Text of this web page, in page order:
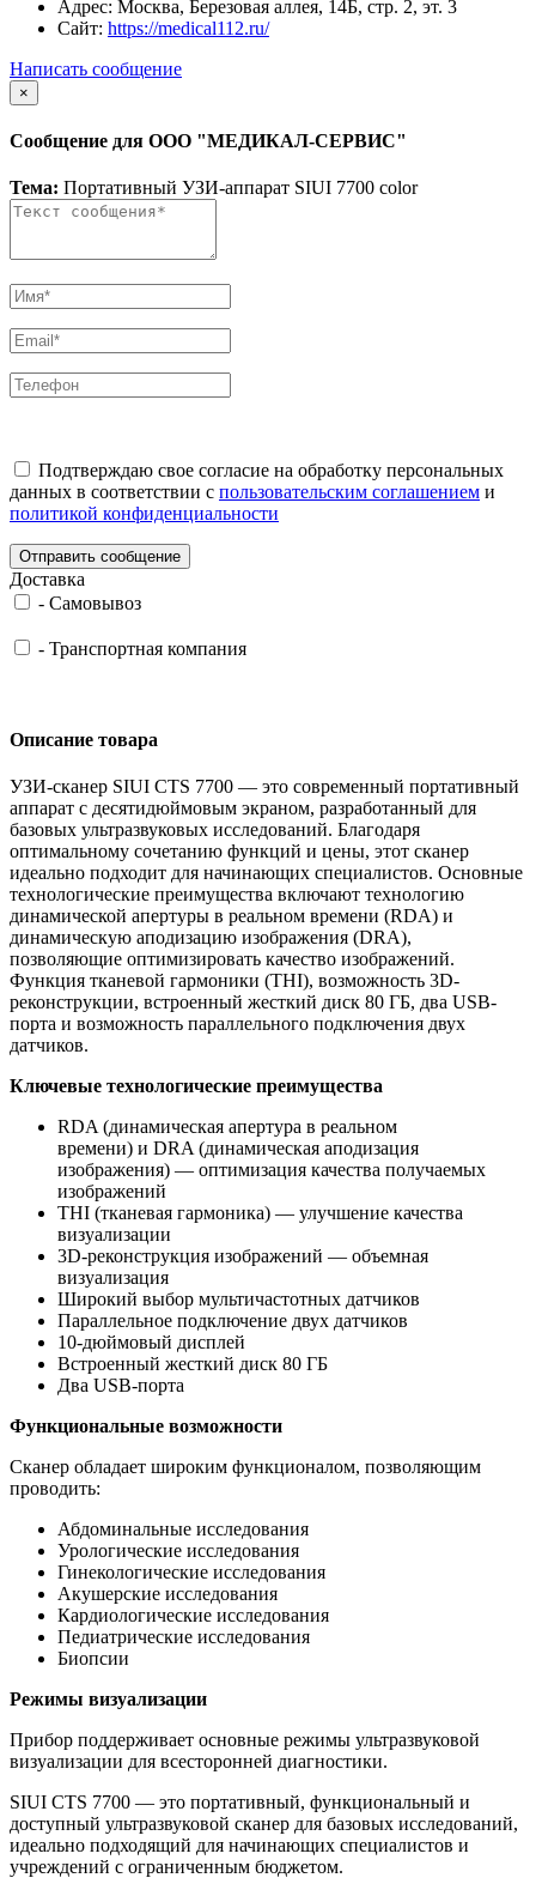
Адрес: Москва, Березовая аллея, 14Б, стр. 2, эт. 3
Сайт: https://medical112.ru/
Написать сообщение
×
Сообщение для ООО "МЕДИКАЛ-СЕРВИС"
Тема: Портативный УЗИ-аппарат SIUI 7700 color
Подтверждаю свое согласие на обработку персональных
данных в соответствии с пользовательским соглашением и
политикой конфиденциальности
Отправить сообщение
Доставка
- Самовывоз
- Транспортная компания
Описание товара
УЗИ-сканер SIUI CTS 7700 — это современный портативный
аппарат с десятидюймовым экраном, разработанный для
базовых ультразвуковых исследований. Благодаря
оптимальному сочетанию функций и цены, этот сканер
идеально подходит для начинающих специалистов. Основные
технологические преимущества включают технологию
динамической апертуры в реальном времени (RDA) и
динамическую аподизацию изображения (DRA),
позволяющие оптимизировать качество изображений.
Функция тканевой гармоники (THI), возможность 3D-
реконструкции, встроенный жесткий диск 80 ГБ, два USB-
порта и возможность параллельного подключения двух
датчиков.
Ключевые технологические преимущества
RDA (динамическая апертура в реальном
времени) и DRA (динамическая аподизация
изображения) — оптимизация качества получаемых
изображений
THI (тканевая гармоника) — улучшение качества
визуализации
3D-реконструкция изображений — объемная
визуализация
Широкий выбор мультичастотных датчиков
Параллельное подключение двух датчиков
10-дюймовый дисплей
Встроенный жесткий диск 80 ГБ
Два USB-порта
Функциональные возможности
Сканер обладает широким функционалом, позволяющим
проводить:
Абдоминальные исследования
Урологические исследования
Гинекологические исследования
Акушерские исследования
Кардиологические исследования
Педиатрические исследования
Биопсии
Режимы визуализации
Прибор поддерживает основные режимы ультразвуковой
визуализации для всесторонней диагностики.
SIUI CTS 7700 — это портативный, функциональный и
доступный ультразвуковой сканер для базовых исследований,
идеально подходящий для начинающих специалистов и
учреждений с ограниченным бюджетом.